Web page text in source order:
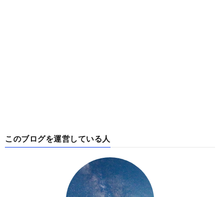
このブログを運営している人